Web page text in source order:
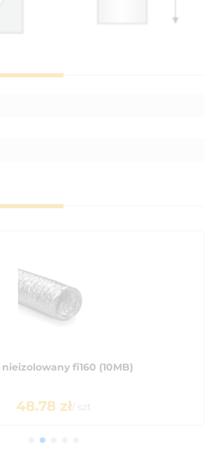
nieizolowany fi160 (10MB)
48.78 zł/ szt